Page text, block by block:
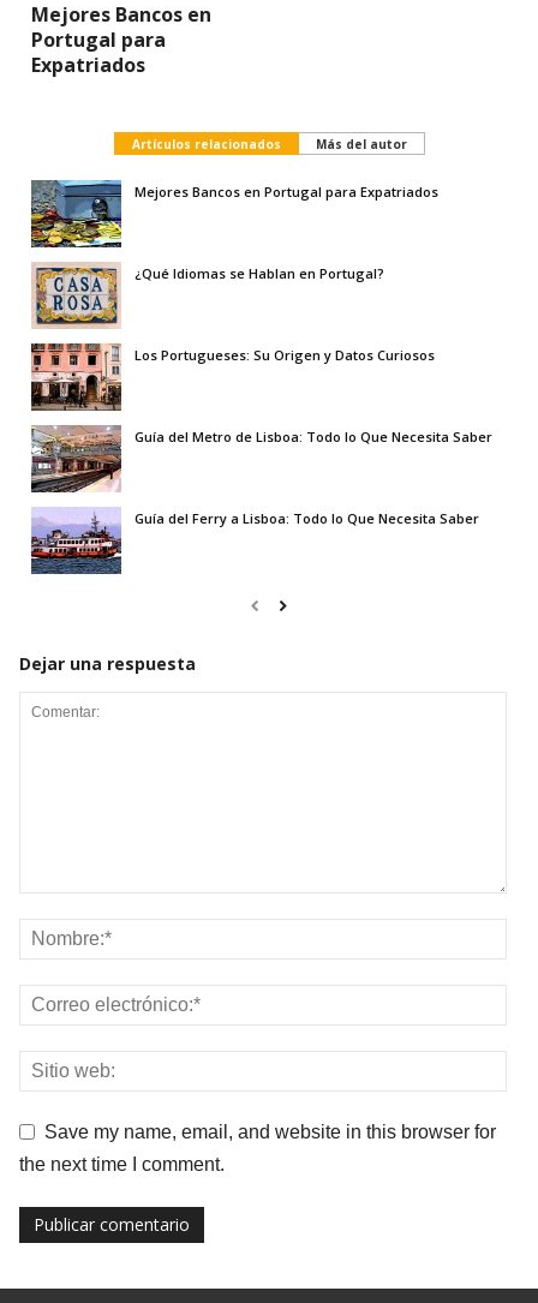
Mejores Bancos en
Portugal para
Expatriados
Artículos relacionados Más del autor
Mejores Bancos en Portugal para Expatriados
¿Qué Idiomas se Hablan en Portugal?
Los Portugueses: Su Origen y Datos Curiosos
Guía del Metro de Lisboa: Todo lo Que Necesita Saber
Guía del Ferry a Lisboa: Todo lo Que Necesita Saber
Dejar una respuesta
Save my name, email, and website in this browser for
the next time I comment.